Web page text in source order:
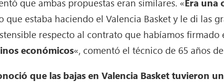
estaba haciendo el Valencia Basket y le di las
respecto al contrato que habíamos firmado
económicos«, comentó el técnico de 65 años
que las bajas en Valencia Basket tuvieron